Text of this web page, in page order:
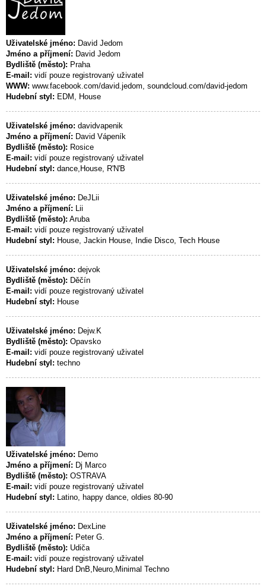
Uživatelské jméno: David Jedom
Jméno a příjmení: David Jedom
Bydliště (město): Praha
E-mail: vidí pouze registrovaný uživatel
WWW: www.facebook.com/david.jedom, soundcloud.com/david-jedom
Hudební styl: EDM, House
Uživatelské jméno: davidvapenik
Jméno a příjmení: David Vápeník
Bydliště (město): Rosice
E-mail: vidí pouze registrovaný uživatel
Hudební styl: dance,House, R'N'B
Uživatelské jméno: DeJLii
Jméno a příjmení: Lii
Bydliště (město): Aruba
E-mail: vidí pouze registrovaný uživatel
Hudební styl: House, Jackin House, Indie Disco, Tech House
Uživatelské jméno: dejvok
Bydliště (město): Děčín
E-mail: vidí pouze registrovaný uživatel
Hudební styl: House
Uživatelské jméno: Dejw.K
Bydliště (město): Opavsko
E-mail: vidí pouze registrovaný uživatel
Hudební styl: techno
Uživatelské jméno: Demo
Jméno a příjmení: Dj Marco
Bydliště (město): OSTRAVA
E-mail: vidí pouze registrovaný uživatel
Hudební styl: Latino, happy dance, oldies 80-90
Uživatelské jméno: DexLine
Jméno a příjmení: Peter G.
Bydliště (město): Udiča
E-mail: vidí pouze registrovaný uživatel
Hudební styl: Hard DnB,Neuro,Minimal Techno